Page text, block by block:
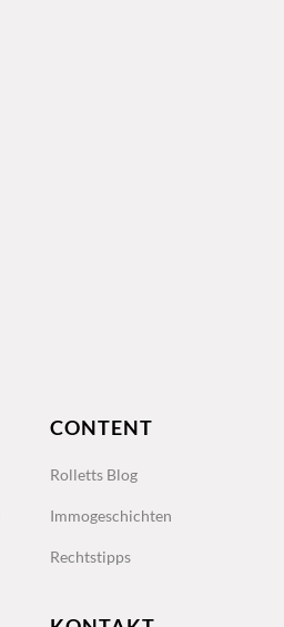
CONTENT
Rolletts Blog
Immogeschichten
Rechtstipps